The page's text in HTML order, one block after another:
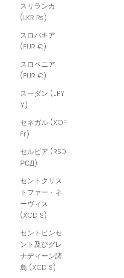
スリランカ
(LKR ₨)
スロバキア
(EUR €)
スロベニア
(EUR €)
スーダン (JPY
¥)
セネガル (XOF
Fr)
セルビア (RSD
РСД)
セントクリス
トファー・ネ
ーヴィス
(XCD $)
セントビンセ
ント及びグレ
ナディーン諸
島 (XCD $)